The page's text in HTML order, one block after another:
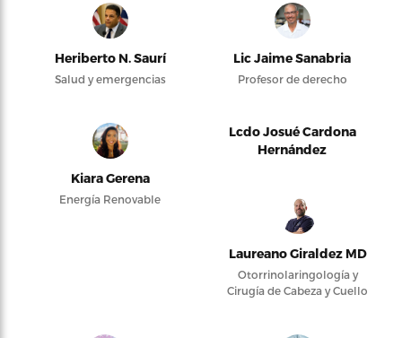
Heriberto N. Saurí
Salud y emergencias
Lic Jaime Sanabria
Profesor de derecho
Kiara Gerena
Energía Renovable
Lcdo Josué Cardona
Hernández
Laureano Giraldez MD
Otorrinolaringología y
Cirugía de Cabeza y Cuello